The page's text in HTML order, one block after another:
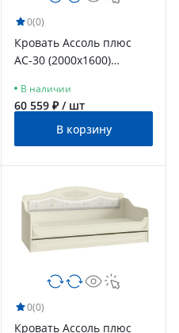
0(0)
Кровать Ассоль плюс
АС-30 (2000х1600)
В наличии
60 559 ₽ / шт
В корзину
0(0)
Кровать Ассоль плюс